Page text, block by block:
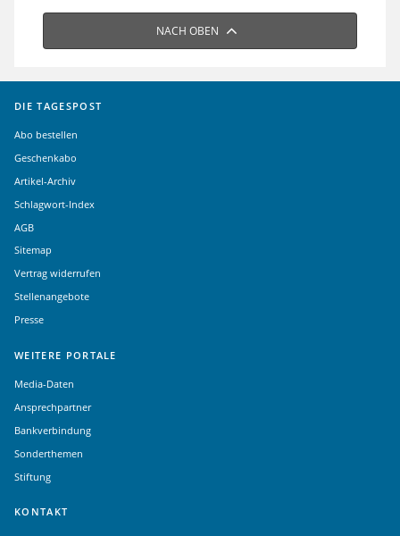
NACH OBEN
DIE TAGESPOST
Abo bestellen
Geschenkabo
Artikel-Archiv
Schlagwort-Index
AGB
Sitemap
Vertrag widerrufen
Stellenangebote
Presse
WEITERE PORTALE
Media-Daten
Ansprechpartner
Bankverbindung
Sonderthemen
Stiftung
KONTAKT